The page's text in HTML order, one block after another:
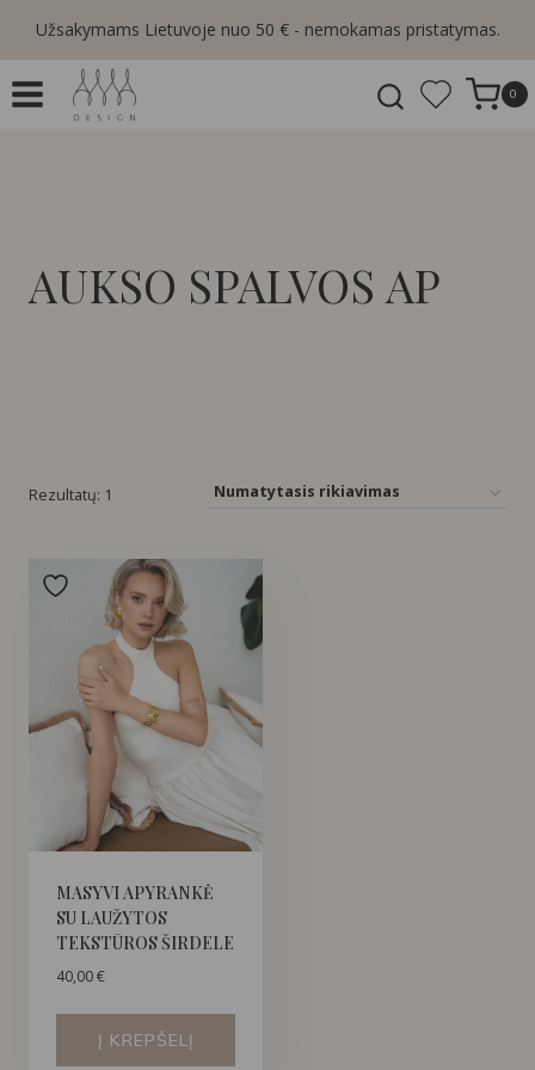
content
Užsakymams Lietuvoje nuo 50 € - nemokamas pristatymas.
0
AUKSO SPALVOS AP
Rezultatų: 1
MASYVI APYRANKĖ
SU LAUŽYTOS
TEKSTŪROS ŠIRDELE
40,00€
Į KREPŠELĮ